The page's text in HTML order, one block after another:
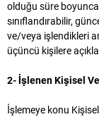
olduğu süre
sınıflandırabilir,
ve/veya işlendikleri
üçüncü kişilere
2- İşlenen Kişisel
İşlemeye konu